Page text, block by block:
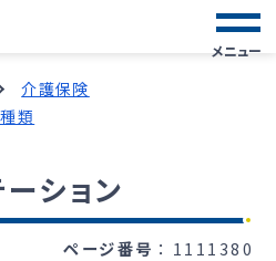
メニュー
介護保険
類
ション
ページ番号
1111380